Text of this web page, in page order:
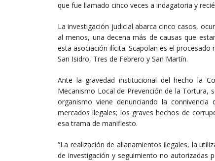
que fue llamado cinco veces a indagatoria y
La investigación judicial abarca cinco casos,
al menos, una decena más de causas que
esta asociación ilícita. Scapolan es el
San Isidro, Tres de Febrero y San Martín.
Ante la gravedad institucional del hecho la
Mecanismo Local de Prevención de la Tortura,
organismo viene denunciando la
mercados ilegales; los graves hechos de
esa trama de manifiesto.
“La realización de allanamientos ilegales, la
de investigación y seguimiento no autorizadas